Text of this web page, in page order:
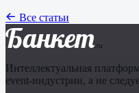
Все статьи
Банкет .ru
Интеллектуальная
event-индустрии, а не